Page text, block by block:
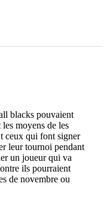
blacks pouvaient
les moyens de les
ceux qui font signer
leur tournoi pendant
un joueur qui va
ils pourraient
de novembre ou